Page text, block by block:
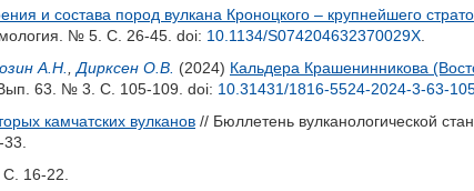
и состава пород вулкана Кроноцкого – крупнейшего
№ 5. С. 26-45. doi: 10.1134/S074204632370029X
А.Н. Дирксен О.В. (2024) Кальдера Крашенинникова
63. № 3. С. 105-109. doi: 10.31431/1816-5524-2024-3-63-
камчатских вулканов // Бюллетень вулканологической
16-22.